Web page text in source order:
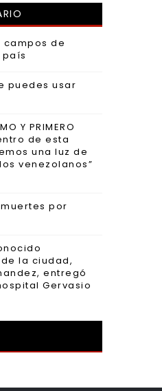
de
puedes usar
Y PRIMERO
de esta
una luz de
venezolanos”
por
la ciudad,
entregó
Gervasio